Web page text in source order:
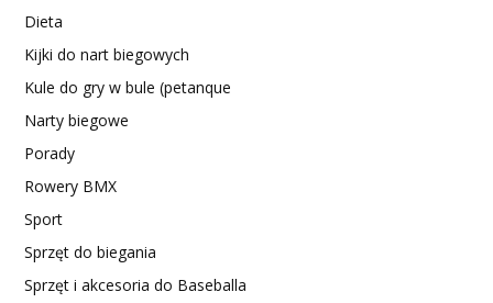
Dieta
Kijki do nart biegowych
Kule do gry w bule (petanque
Narty biegowe
Porady
Rowery BMX
Sport
Sprzęt do biegania
Sprzęt i akcesoria do Baseballa